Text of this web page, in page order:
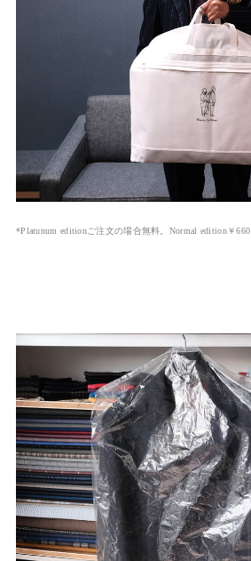
*Platunum editionご注文の場合無料。Normal edition￥660